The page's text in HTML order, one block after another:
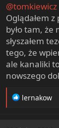
@tomkiewicz
Oglądałem
było tam, że
słyszałem
tego, że
ale kanaliki
nowszego
R
lernakow